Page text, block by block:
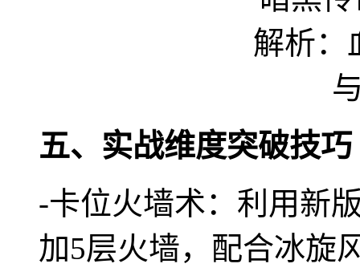
五、实战维度突破技巧
-卡位火墙术：利用新
加5层火墙，配合冰旋